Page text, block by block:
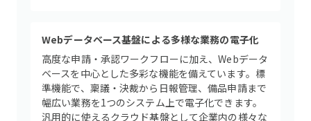
Webデータベース基盤による多様な業務の電子化
高度な申請・承認ワークフローに加え、Webデータ
ベースを中心とした多彩な機能を備えています。標
準機能で、稟議・決裁から日報管理、備品申請まで
幅広い業務を1つのシステム上で電子化できます。
汎用的に使えるクラウド基盤として企業内の様々な